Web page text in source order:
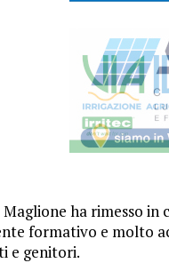
Maglione ha rimesso
formativo e molto
e genitori.